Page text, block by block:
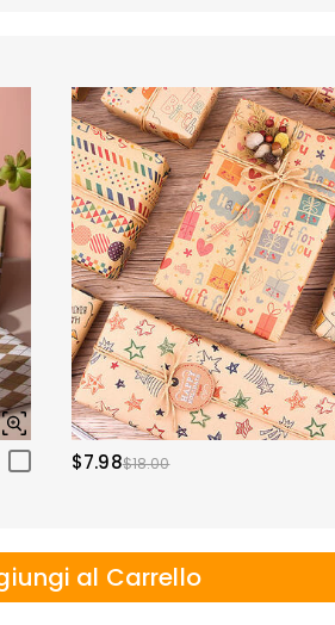
$7.98$18.00
al Carrello